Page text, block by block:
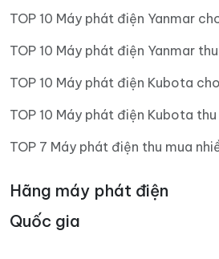
TOP 10 Máy phát điện Yanmar
TOP 10 Máy phát điện Yanmar
TOP 10 Máy phát điện Kubota
TOP 10 Máy phát điện Kubota
TOP 7 Máy phát điện thu mua
Hãng máy phát điện
Quốc gia